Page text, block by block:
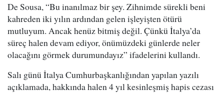
De Sousa, “Bu inanılmaz bir şey. Zihnimde sürekli beni
kahreden iki yılın ardından gelen işleyişten ötürü
mutluyum. Ancak henüz bitmiş değil. Çünkü İtalya’da
süreç halen devam ediyor, önümüzdeki günlerde neler
olacağını görmek durumundayız” ifadelerini kullandı.
Salı günü İtalya Cumhurbaşkanlığından yapılan yazılı
açıklamada, hakkında halen 4 yıl kesinleşmiş hapis cezası